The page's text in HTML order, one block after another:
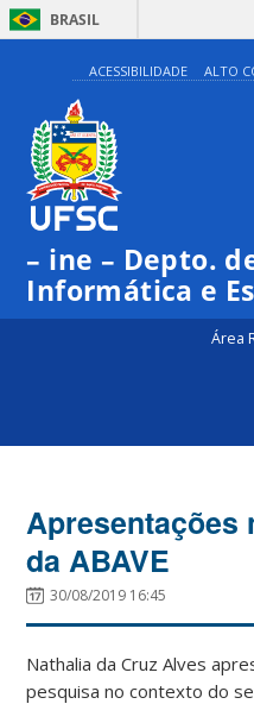
BRASIL
ACESSIBILIDADE ALTO
– ine – Depto.
Informática e
Área
Apresentações
da ABAVE
30/08/2019 16:45
Nathalia da Cruz Alves
pesquisa no contexto do